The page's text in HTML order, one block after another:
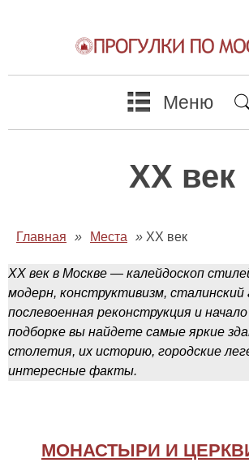
Меню
XX век
Главная » Места » XX век
XX век в Москве — калейдоскоп
модерн, конструктивизм, сталинский
послевоенная реконструкция и
подборке вы найдете самые яркие
столетия, их историю, городские
интересные факты.
МОНАСТЫРИ И